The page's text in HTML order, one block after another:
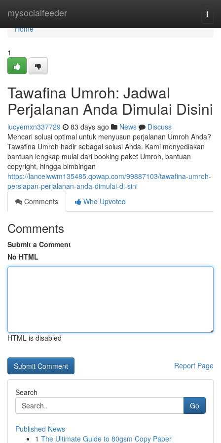
mysocialfeeder
Home
Home
1
Tawafina Umroh: Jadwal
Perjalanan Anda Dimulai Disini
lucyemxn337729 83 days ago News
Discuss
Mencari solusi optimal untuk menyusun perjalanan Umroh Anda?
Tawafina Umroh hadir sebagai solusi Anda. Kami menyediakan
bantuan lengkap mulai dari booking paket Umroh, bantuan
copyright, hingga bimbingan
https://lanceiwwm135485.qowap.com/99887103/tawafina-umroh-
persiapan-perjalanan-anda-dimulai-di-sini
Comments
Who Upvoted
Comments
Submit a Comment
No HTML
HTML is disabled
Report Page
Search
Go
Published News
1 The Ultimate Guide to 80gsm Copy Paper